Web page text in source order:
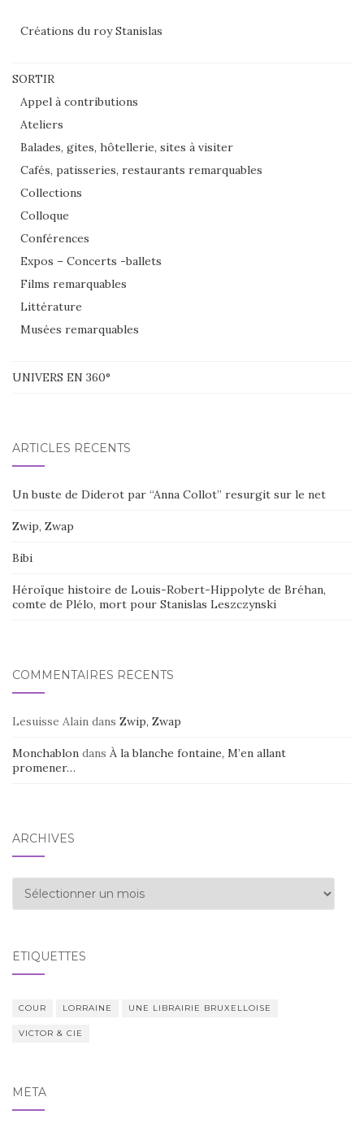
Créations du roy Stanislas
SORTIR
Appel à contributions
Ateliers
Balades, gites, hôtellerie, sites à visiter
Cafés, patisseries, restaurants remarquables
Collections
Colloque
Conférences
Expos – Concerts -ballets
Films remarquables
Littérature
Musées remarquables
UNIVERS EN 360°
ARTICLES RÉCENTS
Un buste de Diderot par “Anna Collot” resurgit sur le net
Zwip, Zwap
Bibi
Héroïque histoire de Louis-Robert-Hippolyte de Bréhan,
comte de Plélo, mort pour Stanislas Leszczynski
COMMENTAIRES RÉCENTS
Lesuisse Alain dans Zwip, Zwap
Monchablon dans À la blanche fontaine, M’en allant
promener…
ARCHIVES
Archives
ÉTIQUETTES
COUR LORRAINE UNE LIBRAIRIE BRUXELLOISE
VICTOR & CIE
MÉTA